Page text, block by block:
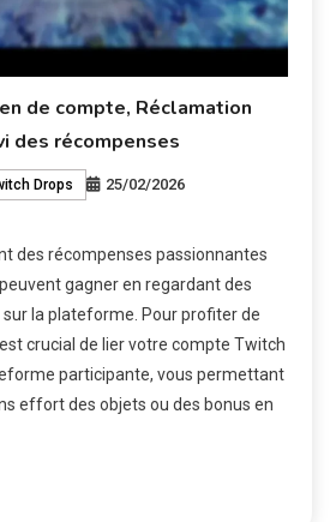
de compte, Réclamation
des récompenses
Drops
25/02/2026
des récompenses passionnantes
gagner en regardant des
la plateforme. Pour profiter de
crucial de lier votre compte Twitch
participante, vous permettant
effort des objets ou des bonus en